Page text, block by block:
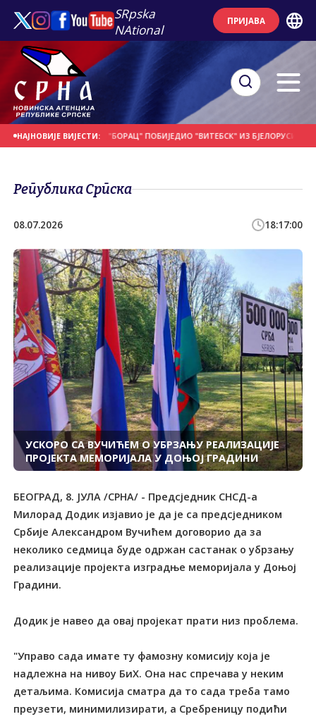
SRpska
NAtional
ПРИЈАВА
НАЈНОВИЈЕ ВИЈЕСТИ:
ДАНАШЊИ ДАН "БОРАЦ" ПОБИЈЕДИО "ВИТЕБСК" ИЗ БЈЕЛОРУСИЈЕ
Република Српска
08.07.2026 18:17:00
УСКОРО СА ВУЧИЋЕМ О УБРЗАЊУ РЕАЛИЗАЦИЈЕ
ПРОЈЕКТА МЕМОРИЈАЛА У ДОЊОЈ ГРАДИНИ
БЕОГРАД, 8. ЈУЛА /СРНА/ - Предсједник СНСД-а
Милорад Додик изјавио је да је са предсједником
Србије Александром Вучићем договорио да за
неколико седмица буде одржан састанак о убрзању
реализације пројекта изградње меморијала у Доњој
Градини.
Додик је навео да овај пројекат прати низ проблема.
"Управо сада имате ту фамозну комисију која је
надлежна на нивоу БиХ. Она нас спречава у неким
детаљима. Комисија сматра да то сада треба тамо
преузети, минимилизирати, а Сребреницу подићи